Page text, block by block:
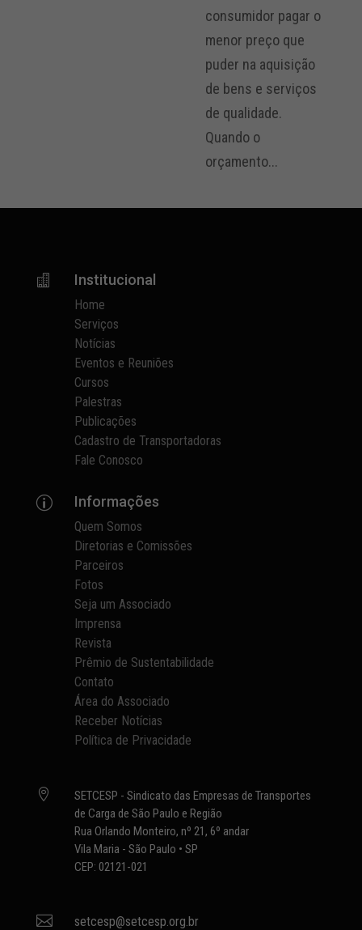
consumidor pagar o
menor preço que
puder na aquisição
de bens e serviços
de qualidade.
Quando o
orçamento...
 Institucional
Home
Serviços
Notícias
Eventos e Reuniões
Cursos
Palestras
Publicações
Cadastro de Transportadoras
Fale Conosco
p Informações
Quem Somos
Diretorias e Comissões
Parceiros
Fotos
Seja um Associado
Imprensa
Revista
Prêmio de Sustentabilidade
Contato
Área do Associado
Receber Notícias
Política de Privacidade

SETCESP - Sindicato das Empresas de Transportes
de Carga de São Paulo e Região
Rua Orlando Monteiro, nº 21, 6º andar
Vila Maria - São Paulo • SP
CEP: 02121-021
 setcesp@setcesp.org.br